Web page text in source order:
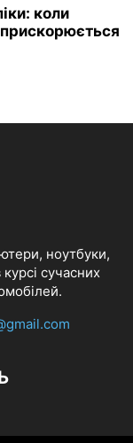
коли
ноутбуки,
сучасних